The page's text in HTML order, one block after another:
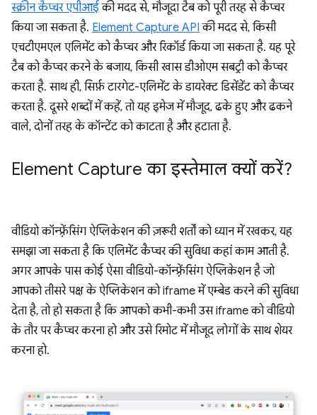
स्क्रीन कैप्चर एपीआईकी मदद से, मौजूदा टैब को पूरी तरह से कैप्चर
किया जा सकता है. Element Capture API की मदद से, किसी
एचटीएमएल एलिमेंट को कैप्चर और रिकॉर्ड किया जा सकता है. यह पूरे
टैब को कैप्चर करने के बजाय, किसी खास डीओएम सबट्री को कैप्चर
करता है. साथ ही, सिर्फ़ टारगेट-एलिमेंट के डायरेक्ट डिसेंडेंट को कैप्चर
करता है. दूसरे शब्दों में कहें, तो यह इमेज में मौजूद, ढके हुए और ढकने
वाले, दोनों तरह के कॉन्टेंट को काटता है और हटाता है.
Element Capture का इस्तेमाल क्यों करें?
वीडियो कॉन्फ़्रेंसिंग ऐप्लिकेशन की ज़रूरी शर्तों को ध्यान में रखकर, यह
समझा जा सकता है कि एलिमेंट कैप्चर की सुविधा कहां काम आती है.
अगर आपके पास कोई ऐसा वीडियो-कॉन्फ़्रेंसिंग ऐप्लिकेशन है जो
आपको तीसरे पक्ष के ऐप्लिकेशन को iframe में एम्बेड करने की सुविधा
देता है, तो हो सकता है कि आपको कभी-कभी उस iframe को वीडियो
के तौर पर कैप्चर करना हो और उसे रिमोट में मौजूद लोगों के साथ शेयर
करना हो.